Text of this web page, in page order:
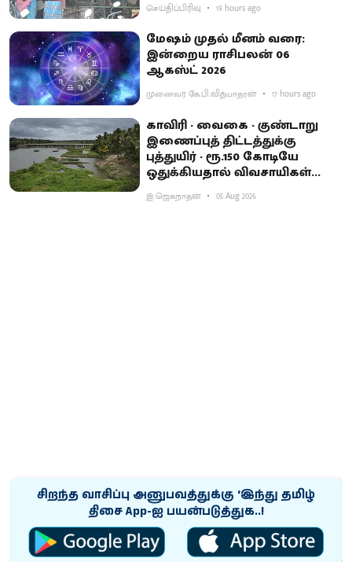
செய்திப்பிரிவு 19 hours ago
மேஷம் முதல் மீனம் வரை:
இன்றைய ராசிபலன் 06
ஆகஸ்ட் 2026
முனைவர் கே.பி.வித்யாதரன் 17 hours ago
காவிரி - வைகை - குண்டாறு
இணைப்புத் திட்டத்துக்கு
புத்துயிர் - ரூ.150 கோடியே
ஒதுக்கியதால் விவசாயிகள்
ஏமாற்றம்
இ.ஜெகநாதன் 05 Aug 2026
சிறந்த வாசிப்பு அனுபவத்துக்கு ‘இந்து தமிழ்
திசை App-ஐ பயன்படுத்துக..!